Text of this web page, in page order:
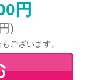
円
)
ございます。